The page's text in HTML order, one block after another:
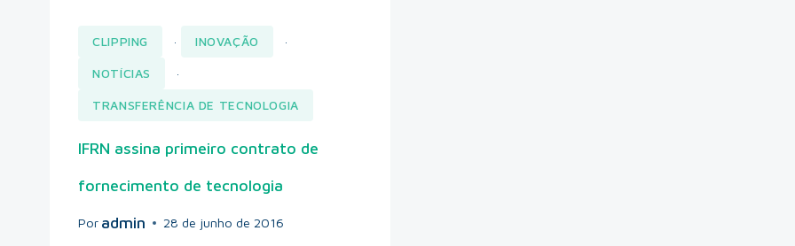
CLIPPING · INOVAÇÃO ·
NOTÍCIAS ·
TRANSFERÊNCIA DE TECNOLOGIA
IFRN assina primeiro contrato de
fornecimento de tecnologia
Por admin 28 de junho de 2016